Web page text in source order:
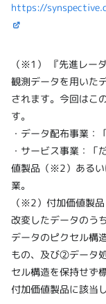
https://
（※1） 『先進レー
観測データを用いた
されます。今回はこ
す。
・データ配布事業：
・サービス事業：「
値製品（※2）あるい
業。
（※2）付加価値製
改変したデータのう
データのピクセル構
もの、及び②データ
セル構造を保持せず
付加価値製品に該当